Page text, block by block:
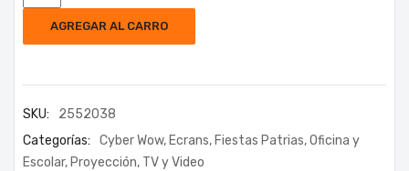
AGREGAR AL CARRO
SKU:
2552038
Categorías:
Cyber Wow, Ecrans, Fiestas Patrias,Oficina y
Escolar, Proyección, TV y Video